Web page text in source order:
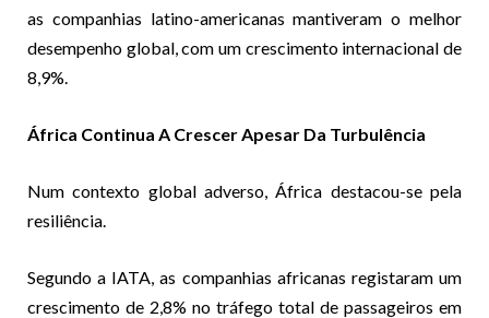
as companhias latino-americanas mantiveram o melhor
desempenho global, com um crescimento internacional de
8,9%.
África Continua A Crescer Apesar Da Turbulência
Num contexto global adverso, África destacou-se pela
resiliência.
Segundo a IATA, as companhias africanas registaram um
crescimento de 2,8% no tráfego total de passageiros em